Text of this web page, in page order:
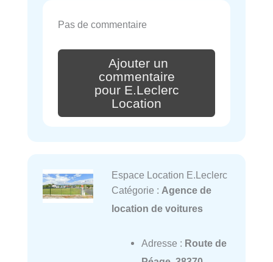
Pas de commentaire
Ajouter un
commentaire
pour E.Leclerc
Location
Espace Location E.Leclerc
Catégorie : Agence de
location de voitures
Adresse : Route de